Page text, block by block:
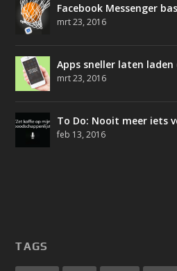
Facebook Messenger
mrt 23, 2016
Apps sneller laten laden
mrt 23, 2016
To Do: Nooit meer iets
feb 13, 2016
TAGS